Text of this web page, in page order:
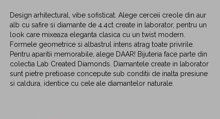
Design arhitectural, vibe sofisticat. Alege cerceii creole din aur
alb cu safire si diamante de 4.4ct create in laborator, pentru un
look care mixeaza eleganta clasica cu un twist modern.
Formele geometrice si albastrul intens atrag toate privirile.
Pentru aparitii memorabile, alege DAAR! Bijuteria face parte din
colectia Lab Created Diamonds. Diamantele create in laborator
sunt pietre pretioase concepute sub conditii de inalta presiune
si caldura, identice cu cele ale diamantelor naturale.